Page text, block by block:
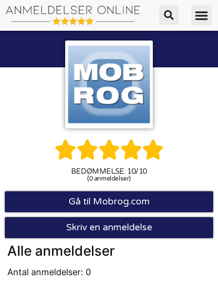

BEDØMMELSE: 10/10
(0 anmeldelser)
Gå til Mobrog.com
Skriv en anmeldelse
Alle anmeldelser
Antal anmeldelser: 0